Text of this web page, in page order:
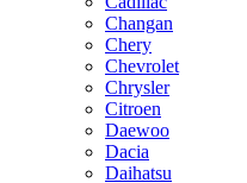
Changan
Chery
Chevrolet
Chrysler
Citroen
Daewoo
Dacia
Daihatsu